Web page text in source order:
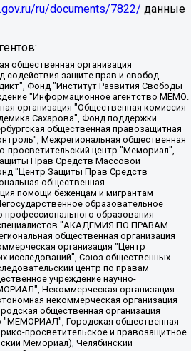
ru/documents/7822/ данные
Павловна, Кильтау Екатерина Викторовна, Петров Алексей Викторович, Пискунов Сергей Евгеньевич, Смирнов Сергей Сергеевич, Тихонов Михаил Сергеевич, Общество с ограниченной ответственностью "ЖУРНАЛИСТ-ИНОСТРАННЫЙ АГЕНТ", Арапова Галина Юрьевна, Вольтская Татьяна Анатольевна, Американская компания "Mason G.E.S. Anonymous Foundation" (США), являющаяся владельцем интернет-издания https://mnews.world/, Компания "Stichting Bellingcat", зарегистрированная в Нидерландах (дата регистрации 11.07.2018), Захаров Андрей Вячеславович, Клепиковская Екатерина Дмитриевна, Общество с ограниченной ответственностью "МЕМО", Перл Роман Александрович, Симонов Евгений Алексеевич, Соловьева Елена Анатольевна, Сотников Даниил Владимирович, Сурначева Елизавета Дмитриевна, Автономная некоммерческая организация по защите прав человека и информированию населения "Якутия – Наше Мнение", Общество с ограниченной ответственностью "Москоу диджитал медиа", с 26.01.2023 Общество с ограниченной ответственностью "Чайка Белые сады", Ветошкина Валерия Валерьевна, Заговора Максим Александрович, Межрегиональное общественное движение "Российская ЛГБТ - сеть", Оленичев Максим Владимирович, Павлов Иван Юрьевич, Скворцова Елена Сергеевна, Общество с ограниченной ответственностью "Как бы инагент", Кочетков Игорь Викторович, Общество с ограниченной ответственностью "Честные выборы", Еланчик Олег Александрович, Общество с ограниченной ответственностью "Нобелевский призыв", Гималова Регина Эмилевна, Григорьев Андрей Валерьевич, Григорьева Алина Александровна, Ассоциация по содействию защите прав призывников, альтернативнослужащих и военнослужащих "Правозащитная группа "Гражданин.Армия.Право", Хисамова Регина Фаритовна, Автономная некоммерческая организация по реализации социально-правовых программ "Лилит", Дальневосточное общественное движение "Маяк", Санкт-Петербургская ЛГБТ-инициативная группа "Выход", Инициативная группа ЛГБТ+ "Реверс", Алексеев Андрей Викторович, Бекбулатова Таисия Львовна, Беляев Иван Михайлович, Владыкина Елена Сергеевна, Гельман Марат Александрович, Никульшина Вероника Юрьевна, Толоконникова Надежда Андреевна, Шендерович Виктор Анатольевич, Общество с ограниченной ответственностью "Данное сообщение", Общество с ограниченной ответственностью Издательский дом "Новая глава", Айнбиндер Александра Александровна, Московский комьюнити-центр для ЛГБТ+инициатив, Благотворительный фонд развития филантропии, Deutsche Welle (Германия, Kurt-Schumacher-Strasse 3, 53113 Bonn), Борзунова Мария Михайловна, Воробьев Виктор Викторович, Голубева Анна Львовна, Константинова Алла Михайловна, Малкова Ирина Владимировна, Мурадов Мурад Абдулгалимович, Осетинская Елизавета Николаевна, Понасенков Евгений Николаевич, Ганапольский Матвей Юрьевич, Киселев Евгений Алексеевич, Борухович Ирина Григорьевна, Дремин Иван Тимофеевич, Дубровский Дмитрий Викторович, Красноярская региональная общественная организация поддержки и развития альтернативных образовательных технологий и межкультурных коммуникаций "ИНТЕРРА", Маяковская Екатерина Алексеевна, Фейгин Марк Захарович, Филимонов Андрей Викторович, Дзугкоева Регина Николаевна, Доброхотов Роман Александрович, Дудь Юрий Александрович, Елкин Сергей Владимирович, Кругликов Кирилл Игоревич, Сабунаева Мария Леонидовна, Семенов Алексей Владимирович, Шаинян Карен Багратович, Шульман Екатерина Михайловна, Асафьев Артур Валерьевич, Вахштайн Виктор Семенович, Венедиктов Алексей Алексеевич, Лушникова Екатерина Евгеньевна, Волков Леонид Михайлович, Невзоров Александр Глебович, Пархоменко Сергей Борисович, Сироткин Ярослав Николаевич, Кара-Мурза Владимир Владимирович, Баранова Наталья Владимировна, Гозман Леонид Яковлевич, Кагарлицкий Борис Юльевич, Климарев Михаил Валерьевич, Милов Владимир Станиславович, Автономная некоммерческая организация Краснодарский центр современного искусства "Типография", Моргенштерн Алишер Тагирович, Соболь Любовь Эдуардовна, Общество с ограниченной ответственностью "ЛИЗА НОРМ", Каспаров Гарри Кимович, Ходорковский Михаил Борисович, Общество с ограниченной ответственностью "Апрельские тезисы", Данилович Ирина Брониславовна, Кашин Олег Владимирович, Петров Николай Владимирович, Пивоваров Алексей Владимирович, Соколов Михаил Владимирович, Цветкова Юлия Владимировна, Чичваркин Евгений Александрович, Комитет против пыток/Команда против пыток, Общество с ограниченной ответственностью "Первый научный", Общество с ограниченной ответственностью "Вертолет и ко", Белоцерковская Вероника Борисовна, Кац Максим Евгеньевич, Лазарева Татьяна Юрьевна, Шаведдинов Руслан Табризович, Яшин Илья Валерьевич, Общество с ограниченной ответственностью "Иноагент ААВ", Алешковский Дмитрий Петрович, Альбац Евгения Марковна, Быков Дмитрий Львович, Галямина Юлия Евгеньевна, Лойко Сергей Леонидович, Мартынов Кирилл Константинович, Медведев Сергей Александрович, Крашенинников Федор Геннадиевич, Гордеева Катерина Вл